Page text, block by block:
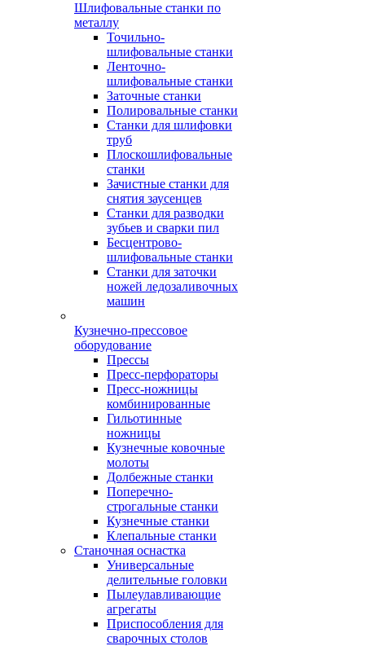
Шлифовальные станки по
металлу
Точильно-
шлифовальные станки
Ленточно-
шлифовальные станки
Заточные станки
Полировальные станки
Станки для шлифовки
труб
Плоскошлифовальные
станки
Зачистные станки для
снятия заусенцев
Станки для разводки
зубьев и сварки пил
Бесцентрово-
шлифовальные станки
Станки для заточки
ножей ледозаливочных
машин
Кузнечно-прессовое
оборудование
Прессы
Пресс-перфораторы
Пресс-ножницы
комбинированные
Гильотинные
ножницы
Кузнечные ковочные
молоты
Долбежные станки
Поперечно-
строгальные станки
Кузнечные станки
Клепальные станки
Станочная оснастка
Универсальные
делительные головки
Пылеулавливающие
агрегаты
Приспособления для
сварочных столов